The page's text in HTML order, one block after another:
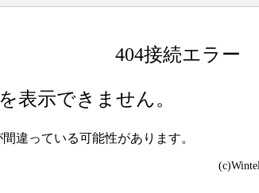
404接続エラー
表示できません。
違っている可能性があります。